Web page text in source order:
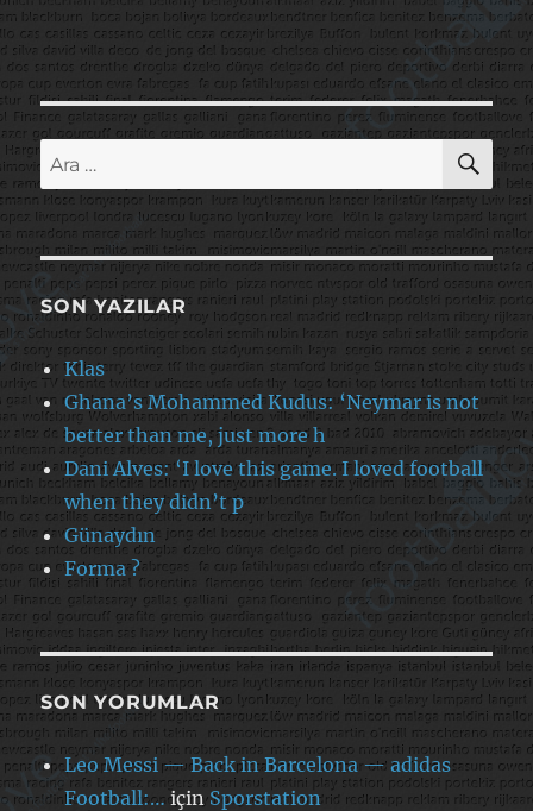
Ara:
SON YAZILAR
Klas
Ghana’s Mohammed Kudus: ‘Neymar is not
better than me, just more h
Dani Alves: ‘I love this game. I loved football
when they didn’t p
Günaydın
Forma ?
SON YORUMLAR
Leo Messi — Back in Barcelona — adidas
Football:…içinSporstation